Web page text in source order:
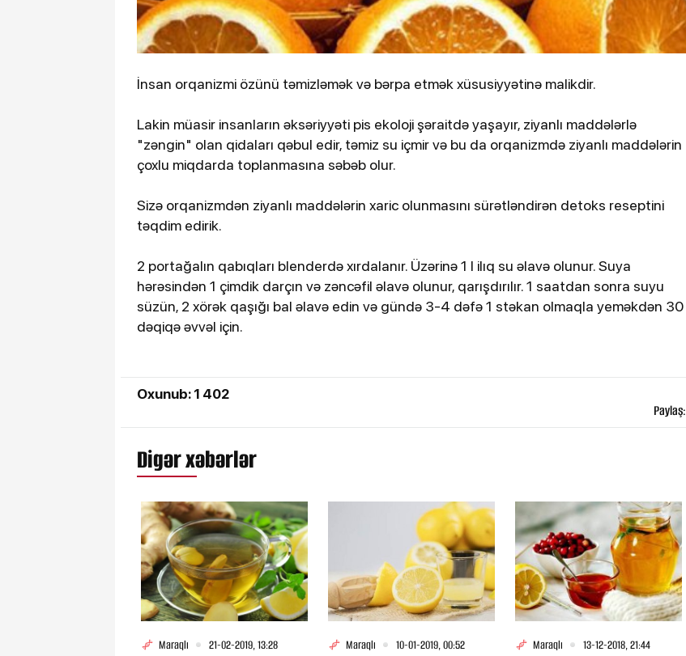
İnsan orqanizmi özünü təmizləmək və bərpa etmək xüsusiyyətinə malikdir.
Lakin müasir insanların əksəriyyəti pis ekoloji şəraitdə yaşayır, ziyanlı maddələrlə
"zəngin" olan qidaları qəbul edir, təmiz su içmir və bu da orqanizmdə ziyanlı maddələrin
çoxlu miqdarda toplanmasına səbəb olur.
Sizə orqanizmdən ziyanlı maddələrin xaric olunmasını sürətləndirən detoks reseptini
təqdim edirik.
2 portağalın qabıqları blenderdə xırdalanır. Üzərinə 1 l ilıq su əlavə olunur. Suya
hərəsindən 1 çimdik darçın və zəncəfil əlavə olunur, qarışdırılır. 1 saatdan sonra suyu
süzün, 2 xörək qaşığı bal əlavə edin və gündə 3-4 dəfə 1 stəkan olmaqla yeməkdən 30
dəqiqə əvvəl için.
Oxunub: 1 402
Paylaş:
Digər xəbərlər
Maraqlı
21-02-2019, 13:28
Maraqlı
10-01-2019, 00:52
Maraqlı
13-12-2018, 21:44